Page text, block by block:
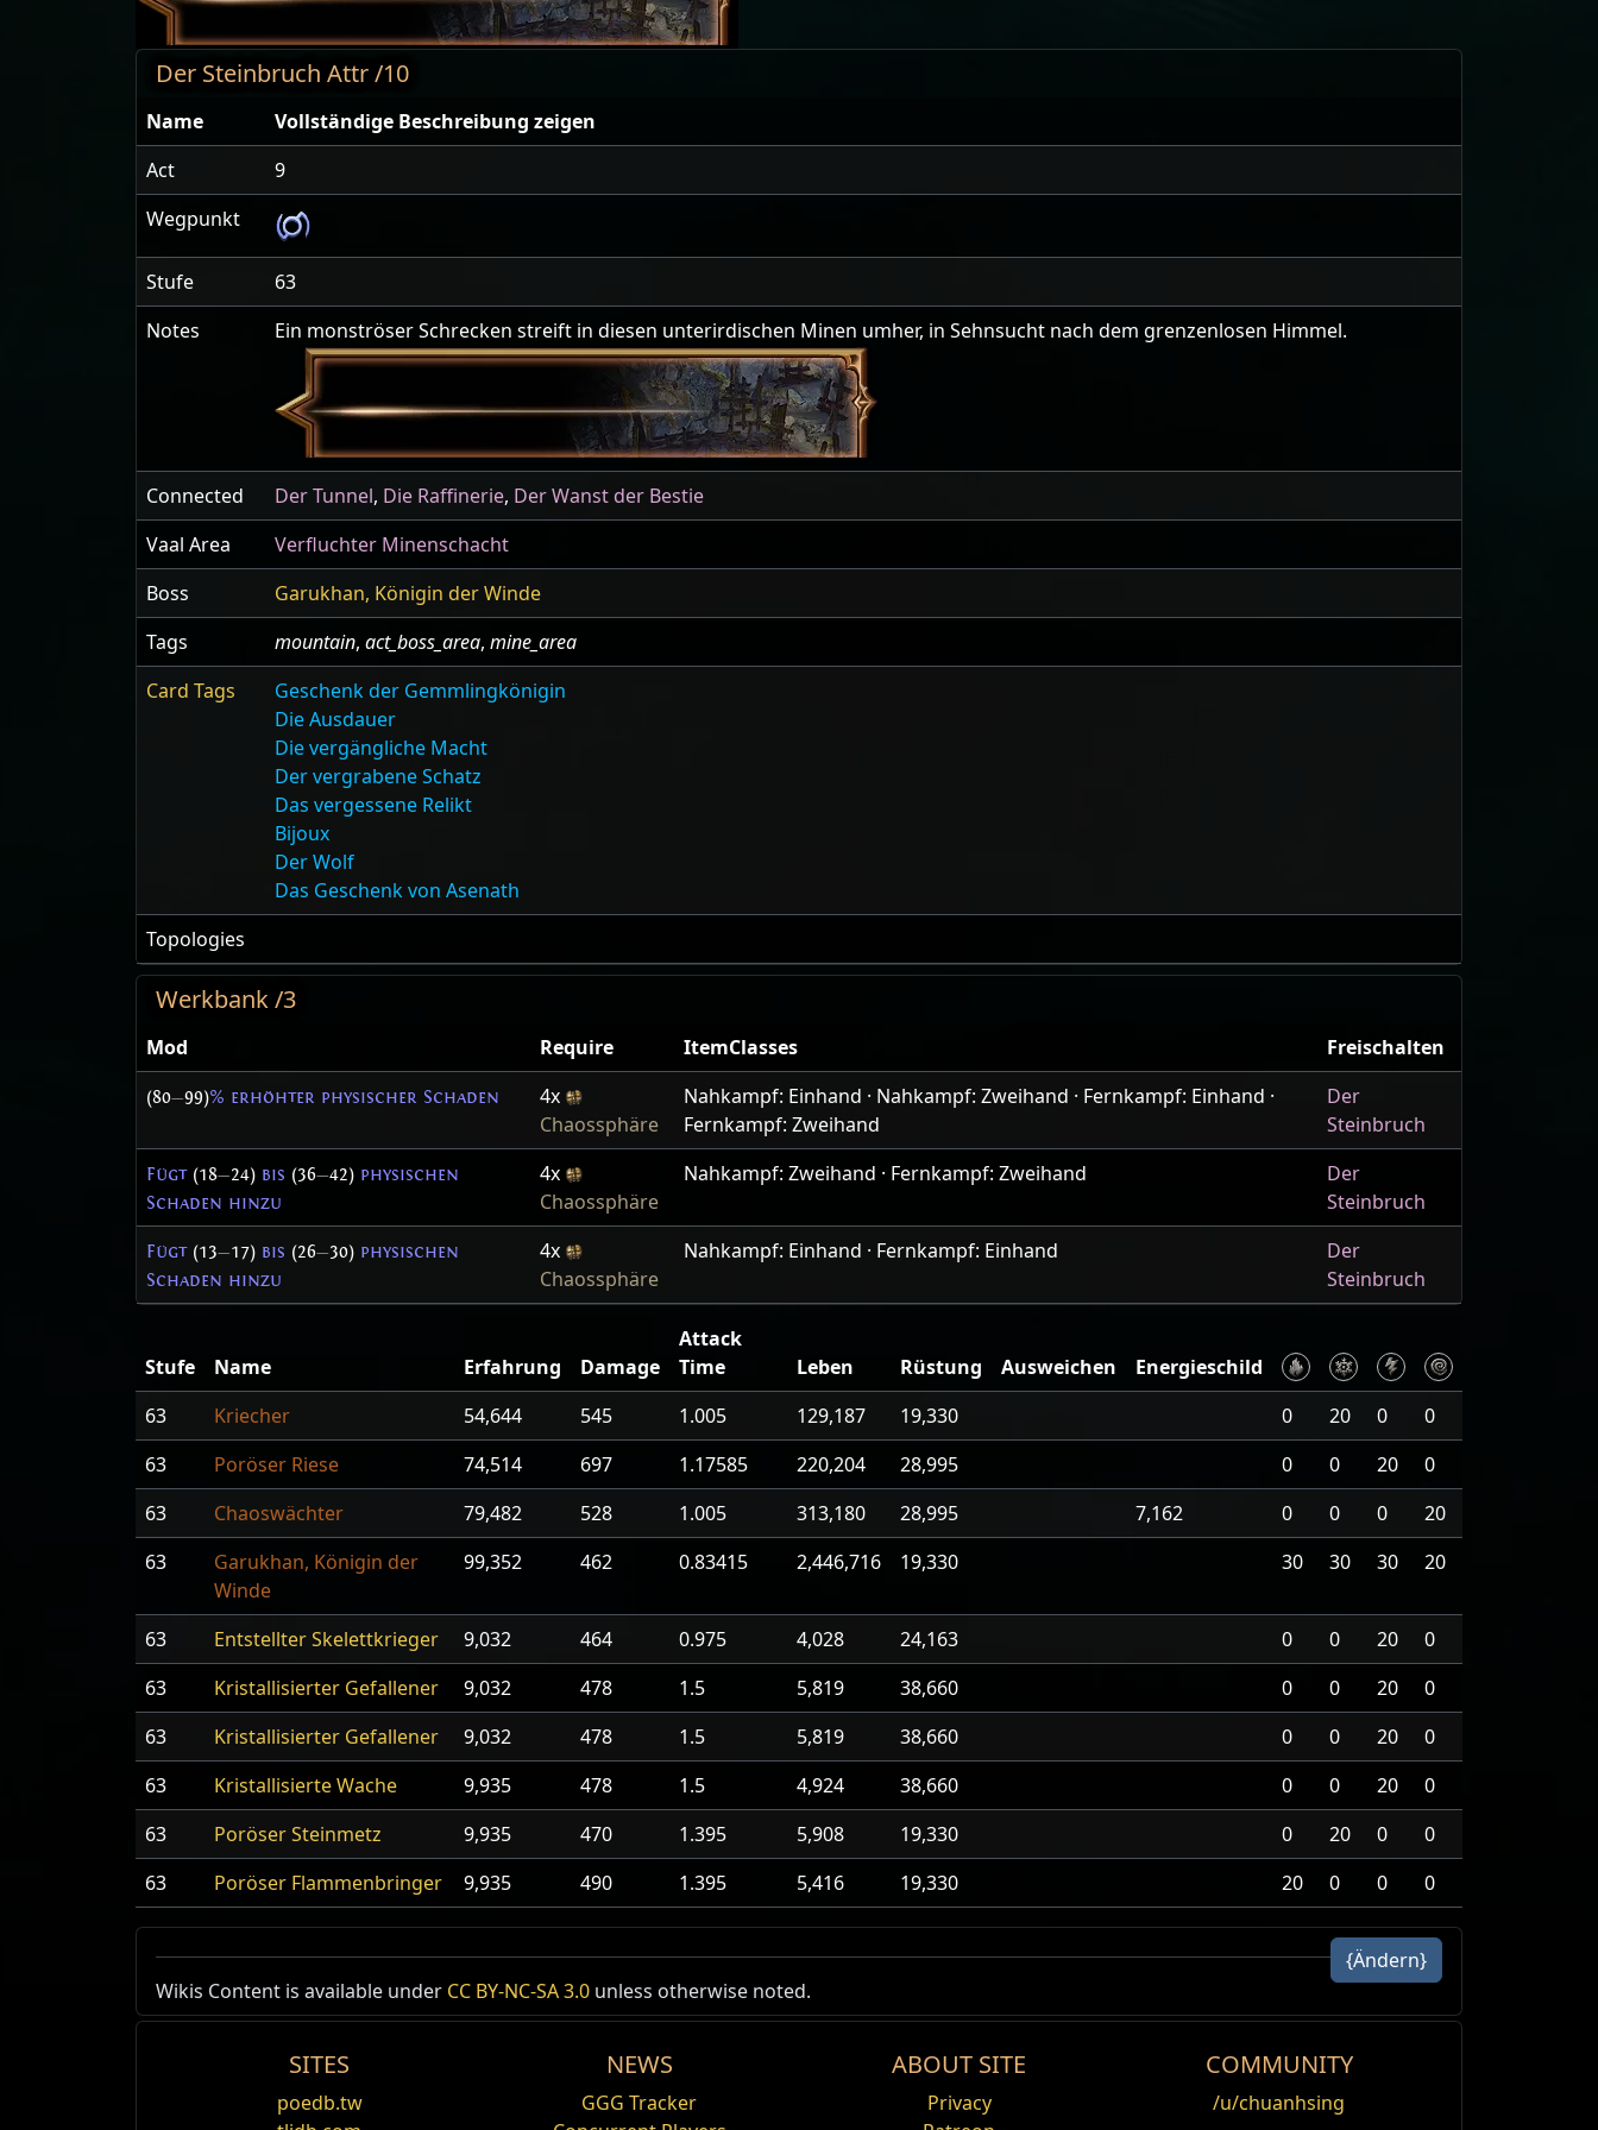
Der Steinbruch Attr /10
Name
Vollständige Beschreibung zeigen
Act
9
Wegpunkt
Stufe
63
Notes
Ein monströser Schrecken streift in diesen unterirdischen Minen umher, in Sehnsucht nach dem grenzenlosen Himmel.
Connected Der Tunnel, Die Raffinerie, Der Wanst der Bestie
Vaal Area
Verfluchter Minenschacht
Boss
Garukhan, Königin der Winde
Tags
mountain, act_boss_area, mine_area
Card Tags
Geschenk der Gemmlingkönigin
Die Ausdauer
Die vergängliche Macht
Der vergrabene Schatz
Das vergessene Relikt
Bijoux
Der Wolf
Das Geschenk von Asenath
Topologies
Werkbank /3
Mod Require ItemClasses Freischalten
(80—99)% erhöhter physischer Schaden
4x
Chaossphäre
Nahkampf: Einhand · Nahkampf: Zweihand · Fernkampf: Einhand ·
Fernkampf: Zweihand
Der
Steinbruch
Fügt (18—24) bis (36—42) physischen
Schaden hinzu
4x
Chaossphäre
Nahkampf: Zweihand · Fernkampf: Zweihand
Der
Steinbruch
Fügt (13—17) bis (26—30) physischen
Schaden hinzu
4x
Chaossphäre
Nahkampf: Einhand · Fernkampf: Einhand
Der
Steinbruch
Stufe Name Erfahrung Damage
Attack
Time
Leben Rüstung Ausweichen
Energieschild
63
Kriecher 54,644 545 1.005 129,187 19,330 0 20 0
0
63
Poröser Riese 74,514 697 1.17585 220,204 28,995 0 0 20
0
63
Chaoswächter 79,482 528 1.005 313,180 28,995 7,162 0 0 0
20
63
Garukhan, Königin der
Winde
99,352 462 0.83415 2,446,716 19,330 30 30 30 20
63 Entstellter Skelettkrieger 9,032 464 0.975 4,028 24,163 0 0 20
0
63
Kristallisierter Gefallener 9,032 478 1.5 5,819 38,660 0 0 20
0
63
Kristallisierter Gefallener 9,032 478 1.5 5,819 38,660 0 0 20
0
63
Kristallisierte Wache 9,935 478 1.5 4,924 38,660 0 0 20
0
63
Poröser Steinmetz 9,935 470 1.395 5,908 19,330 0 20 0
0
63
Poröser Flammenbringer 9,935 490 1.395 5,416 19,330 20 0 0 0
{Ändern}
Wikis Content is available under CC BY-NC-SA 3.0 unless otherwise noted.
SITES
poedb.tw
NEWS
GGG Tracker
ABOUT SITE
Privacy
COMMUNITY
/u/chuanhsing